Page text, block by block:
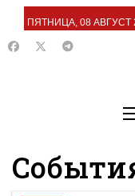
ПЯТНИЦА, 08 АВГУСТ